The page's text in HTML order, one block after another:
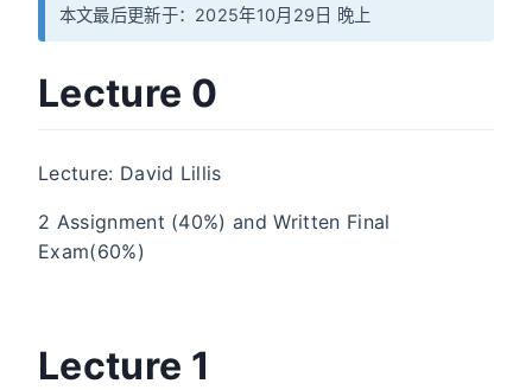
本文最后更新于：2025年10月29日 晚上
Lecture 0
Lecture: David Lillis
2 Assignment (40%) and Written Final
Exam(60%)
Lecture 1